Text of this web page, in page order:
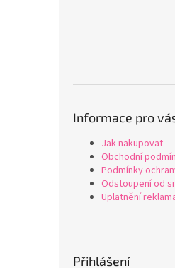
Informace pro
Jak nakupovat
Obchodní
Podmínky
Odstoupení od
Uplatnění
Přihlášení